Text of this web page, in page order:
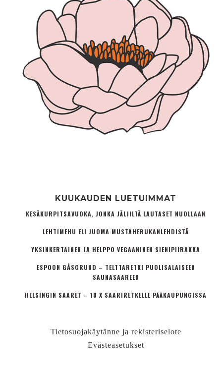
KUUKAUDEN LUETUIMMAT
KESÄKURPITSAVUOKA, JONKA JÄLJILTÄ LAUTASET NUOLLAAN
LEHTIMEHU ELI JUOMA MUSTAHERUKANLEHDISTÄ
YKSINKERTAINEN JA HELPPO VEGAANINEN SIENIPIIRAKKA
ESPOON GÅSGRUND – TELTTARETKI PUOLISALAISEEN
SAUNASAAREEN
HELSINGIN SAARET – 10 X SAARIRETKELLE PÄÄKAUPUNGISSA
Tietosuojakäytänne ja rekisteriselote
Evästeasetukset